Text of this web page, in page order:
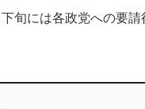
旬には各政党への要